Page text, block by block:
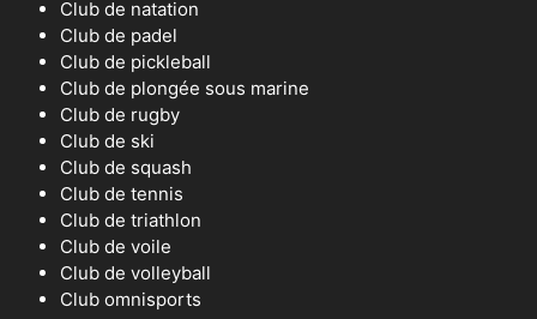
Club de natation
Club de padel
Club de pickleball
Club de plongée sous marine
Club de rugby
Club de ski
Club de squash
Club de tennis
Club de triathlon
Club de voile
Club de volleyball
Club omnisports